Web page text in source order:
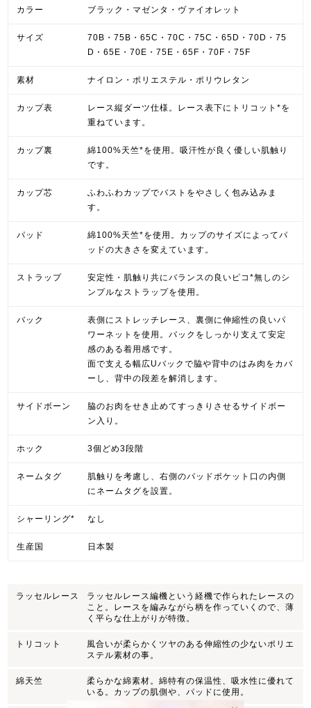
カラー ブラック・マゼンタ・ヴァイオレット
サイズ
70B・75B・65C・70C・75C・65D・70D・75
D・65E・70E・75E・65F・70F・75F
素材 ナイロン・ポリエステル・ポリウレタン
カップ表
レース縦ダーツ仕様。レース表下にトリコット*を
重ねています。
カップ裏
綿100%天竺*を使用。吸汗性が良く優しい肌触り
です。
カップ芯
ふわふわカップでバストをやさしく包み込みま
す。
パッド
綿100%天竺*を使用。カップのサイズによってパ
ッドの大きさを変えています。
ストラップ
安定性・肌触り共にバランスの良いピコ*無しのシ
ンプルなストラップを使用。
バック
表側にストレッチレース、裏側に伸縮性の良いパ
ワーネットを使用。バックをしっかり支えて安定
感のある着用感です。
面で支える幅広Uバックで脇や背中のはみ肉をカバ
ーし、背中の段差を解消します。
サイドボーン
脇のお肉をせき止めてすっきりさせるサイドボー
ン入り。
ホック 3個どめ3段階
ネームタグ
肌触りを考慮し、右側のパッドポケット口の内側
にネームタグを設置。
シャーリング* なし
生産国 日本製
ラッセルレース
ラッセルレース編機という経機で作られたレースの
こと。レースを編みながら柄を作っていくので、薄
く平らな仕上がりが特徴。
トリコット
風合いが柔らかくツヤのある伸縮性の少ないポリエ
ステル素材の事。
綿天竺
柔らかな綿素材。綿特有の保温性、吸水性に優れて
いる。カップの肌側や、パッドに使用。